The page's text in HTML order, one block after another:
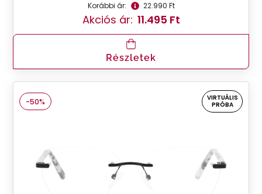
Korábbi ár: 22.990 Ft
Akciós ár: 11.495 Ft
Részletek
-50%
VIRTUÁLIS
PRÓBA